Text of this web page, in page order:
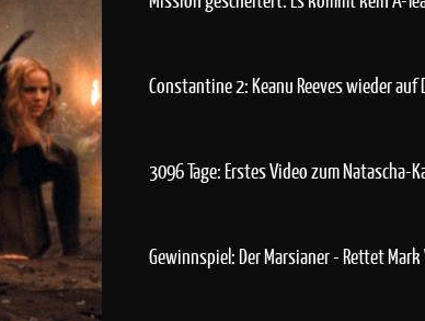
Constantine 2: Keanu Reeves wieder auf
3096 Tage: Erstes Video zum Natascha-
Gewinnspiel: Der Marsianer - Rettet